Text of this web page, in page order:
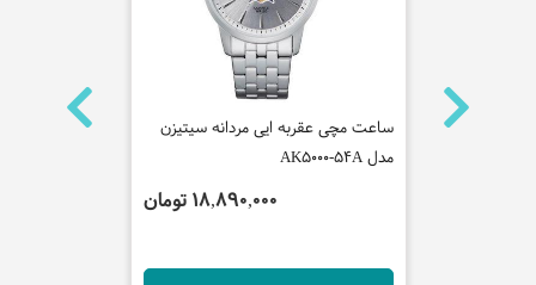
ساعت مچی
ساعت مچی عقربه ایی مردانه سیتیزن
مدل AK5000-54A
18,890,000 تومان